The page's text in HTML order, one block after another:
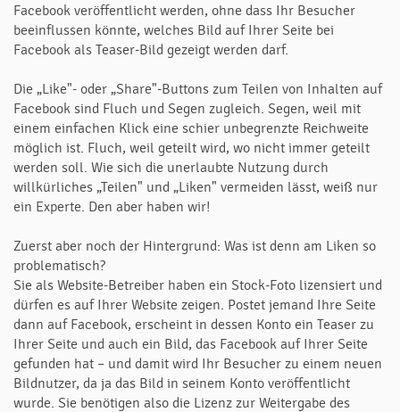
Facebook veröffentlicht werden, ohne dass Ihr Besucher
beeinflussen könnte, welches Bild auf Ihrer Seite bei
Facebook als Teaser-Bild gezeigt werden darf.
Die „Like"- oder „Share"-Buttons zum Teilen von Inhalten auf
Facebook sind Fluch und Segen zugleich. Segen, weil mit
einem einfachen Klick eine schier unbegrenzte Reichweite
möglich ist. Fluch, weil geteilt wird, wo nicht immer geteilt
werden soll. Wie sich die unerlaubte Nutzung durch
willkürliches „Teilen" und „Liken" vermeiden lässt, weiß nur
ein Experte. Den aber haben wir!
Zuerst aber noch der Hintergrund: Was ist denn am Liken so
problematisch?
Sie als Website-Betreiber haben ein Stock-Foto lizensiert und
dürfen es auf Ihrer Website zeigen. Postet jemand Ihre Seite
dann auf Facebook, erscheint in dessen Konto ein Teaser zu
Ihrer Seite und auch ein Bild, das Facebook auf Ihrer Seite
gefunden hat – und damit wird Ihr Besucher zu einem neuen
Bildnutzer, da ja das Bild in seinem Konto veröffentlicht
wurde. Sie benötigen also die Lizenz zur Weitergabe des